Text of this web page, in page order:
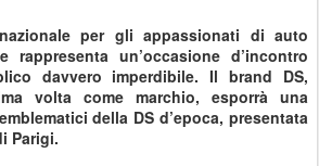
per gli appassionati di auto
rappresenta un’occasione d’incontro
davvero imperdibile. Il brand DS,
volta come marchio, esporrà una
della DS d’epoca, presentata
Parigi.